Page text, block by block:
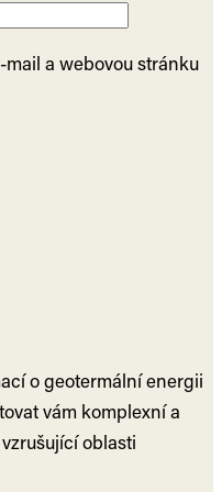
a webovou stránku
o geotermální energii
vám komplexní a
oblasti